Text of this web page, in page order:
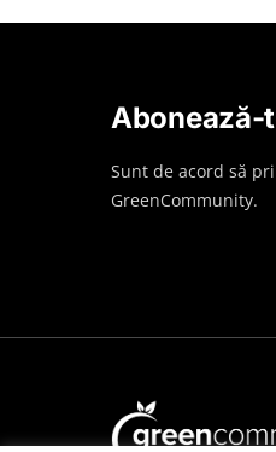
Abonează-
Sunt de acord să
GreenCommunity.